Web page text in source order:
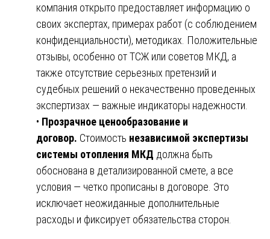
компания открыто предоставляет информацию о
своих экспертах, примерах работ (с соблюдением
конфиденциальности), методиках. Положительные
отзывы, особенно от ТСЖ или советов МКД, а
также отсутствие серьезных претензий и
судебных решений о некачественно проведенных
экспертизах — важные индикаторы надежности.
• Прозрачное ценообразование и
договор. Стоимость независимой экспертизы
системы отопления МКД должна быть
обоснована в детализированной смете, а все
условия — четко прописаны в договоре. Это
исключает неожиданные дополнительные
расходы и фиксирует обязательства сторон.